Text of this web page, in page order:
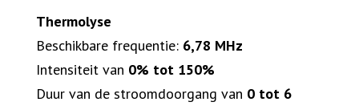
Thermolyse
Beschikbare frequentie: 6,78 MHz
Intensiteit van 0% tot 150%
Duur van de stroomdoorgang van 0 tot 6